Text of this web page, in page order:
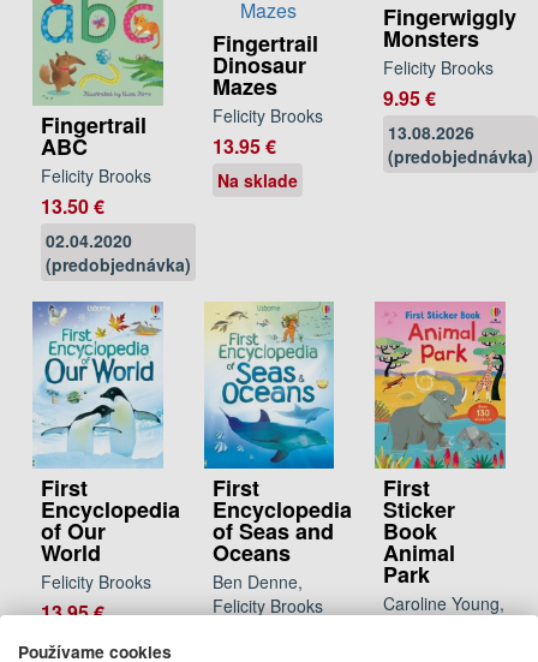
Fingertrail
ABC
Felicity Brooks
13.50 €
02.04.2020
(predobjednávka)
Fingertrail
Dinosaur
Mazes
Felicity Brooks
13.95 €
Na sklade
Fingerwiggly
Monsters
Felicity Brooks
9.95 €
13.08.2026
(predobjednávka)
First
Encyclopedia
of Our
World
Felicity Brooks
13.95 €
Na
First
Encyclopedia
of Seas and
Oceans
Ben Denne,
Felicity Brooks
First
Sticker
Book
Animal
Park
Caroline Young,
Používame cookies